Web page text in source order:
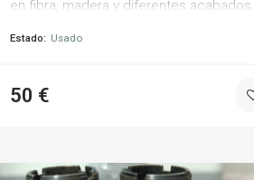
en fibra, madera y diferentes acabados.
Estado: Usado
50 €